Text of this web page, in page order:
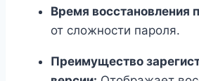
Время восстановления
от сложности пароля.
Преимущество